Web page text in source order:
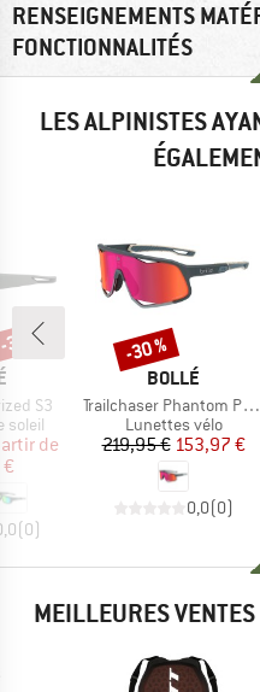
RENSEIGNEMENTS
FONCTIONNALITÉS
LES ALPINISTES
S3
soleil
réduit
de
(0)
%
MARQUE
BOLLÉ
Article
Trailchaser Phantom Photochromic S0-3
Product group
Lunettes vélo
Prix
219,95 € Prix réduit
153,97 €
0,0(0)
Remise
-30 %
MEILLEURES